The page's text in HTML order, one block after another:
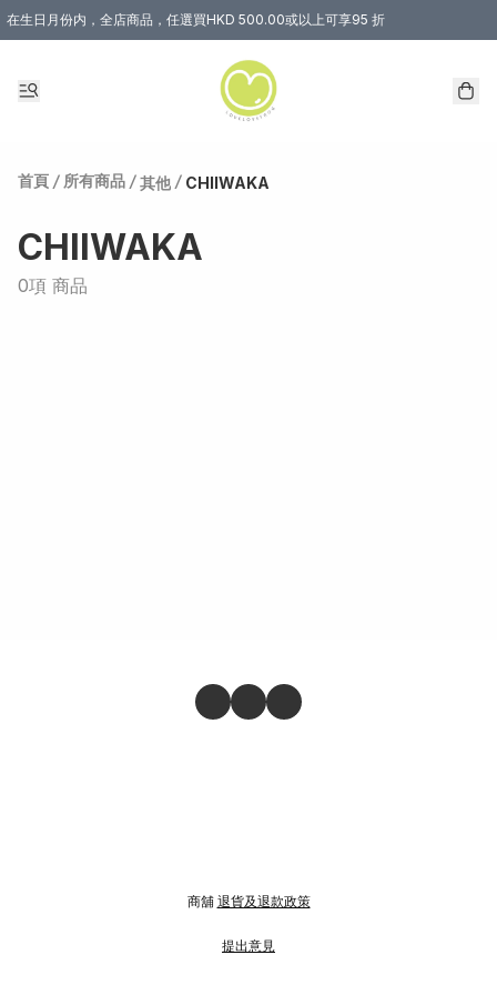
在生日月份内，全店商品，任選買HKD 500.00或以上可享95 折
首頁 / 所有商品 / 其他 / CHIIWAKA
CHIIWAKA
0項 商品
商舖 退貨及退款政策
提出意見